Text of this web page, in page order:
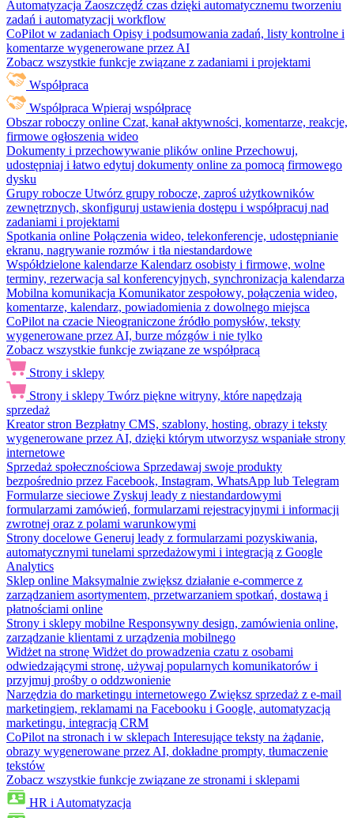
Automatyzacja Zaoszczędź czas dzięki automatycznemu tworzeniu
zadań i automatyzacji workflow
CoPilot w zadaniach Opisy i podsumowania zadań, listy kontrolne i
komentarze wygenerowane przez AI
Zobacz wszystkie funkcje związane z zadaniami i projektami
Współpraca
Współpraca Wpieraj współpracę
Obszar roboczy online Czat, kanał aktywności, komentarze, reakcje,
firmowe ogłoszenia wideo
Dokumenty i przechowywanie plików online Przechowuj,
udostępniaj i łatwo edytuj dokumenty online za pomocą firmowego
dysku
Grupy robocze Utwórz grupy robocze, zaproś użytkowników
zewnętrznych, skonfiguruj ustawienia dostępu i współpracuj nad
zadaniami i projektami
Spotkania online Połączenia wideo, telekonferencje, udostępnianie
ekranu, nagrywanie rozmów i tła niestandardowe
Współdzielone kalendarze Kalendarz osobisty i firmowe, wolne
terminy, rezerwacja sal konferencyjnych, synchronizacja kalendarza
Mobilna komunikacja Komunikator zespołowy, połączenia wideo,
komentarze, kalendarz, powiadomienia z dowolnego miejsca
CoPilot na czacie Nieograniczone źródło pomysłów, teksty
wygenerowane przez AI, burze mózgów i nie tylko
Zobacz wszystkie funkcje związane ze współpracą
Strony i sklepy
Strony i sklepy Twórz piękne witryny, które napędzają
sprzedaż
Kreator stron Bezpłatny CMS, szablony, hosting, obrazy i teksty
wygenerowane przez AI, dzięki którym utworzysz wspaniałe strony
internetowe
Sprzedaż społecznościowa Sprzedawaj swoje produkty
bezpośrednio przez Facebook, Instagram, WhatsApp lub Telegram
Formularze sieciowe Zyskuj leady z niestandardowymi
formularzami zamówień, formularzami rejestracyjnymi i informacji
zwrotnej oraz z polami warunkowymi
Strony docelowe Generuj leady z formularzami pozyskiwania,
automatycznymi tunelami sprzedażowymi i integracją z Google
Analytics
Sklep online Maksymalnie zwiększ działanie e-commerce z
zarządzaniem asortymentem, przetwarzaniem spotkań, dostawą i
płatnościami online
Strony i sklepy mobilne Responsywny design, zamówienia online,
zarządzanie klientami z urządzenia mobilnego
Widżet na stronę Widżet do prowadzenia czatu z osobami
odwiedzającymi stronę, używaj popularnych komunikatorów i
przyjmuj prośby o oddzwonienie
Narzędzia do marketingu internetowego Zwiększ sprzedaż z e-mail
marketingiem, reklamami na Facebooku i Google, automatyzacją
marketingu, integracją CRM
CoPilot na stronach i w sklepach Interesujące teksty na żądanie,
obrazy wygenerowane przez AI, dokładne prompty, tłumaczenie
tekstów
Zobacz wszystkie funkcje związane ze stronami i sklepami
HR i Automatyzacja